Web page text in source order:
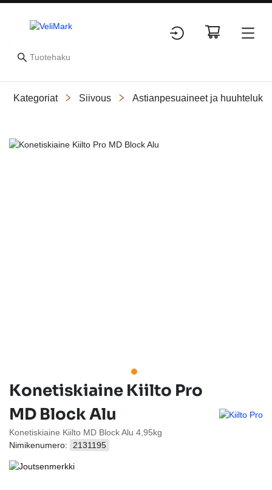
Kategoriat Siivous Astianpesuaineet ja
Slide 1 of 1
Konetiskiaine Kiilto Pro
MD Block Alu
Konetiskiaine Kiilto MD Block Alu 4,95kg
Nimikenumero:
2131195